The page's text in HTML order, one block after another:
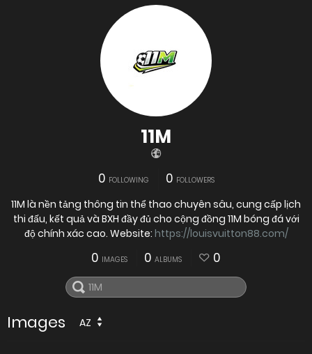
11M
0 FOLLOWING 0 FOLLOWERS
11M là nền tảng thông tin thể thao chuyên sâu, cung cấp lịch
thi đấu, kết quả và BXH đầy đủ cho cộng đồng 11M bóng đá với
độ chính xác cao. Website: https://louisvuitton88.com/
0 IMAGES 0 ALBUMS 0
Images AZ